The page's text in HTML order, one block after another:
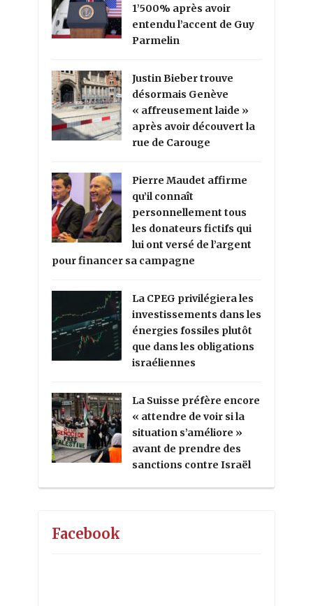
1’500% après avoir
entendu l’accent de Guy
Parmelin
Justin Bieber trouve
désormais Genève
« affreusement laide »
après avoir découvert la
rue de Carouge
Pierre Maudet affirme
qu’il connaît
personnellement tous
les donateurs fictifs qui
lui ont versé de l’argent
pour financer sa campagne
La CPEG privilégiera les
investissements dans les
énergies fossiles plutôt
que dans les obligations
israéliennes
La Suisse préfère encore
« attendre de voir si la
situation s’améliore »
avant de prendre des
sanctions contre Israël
Facebook